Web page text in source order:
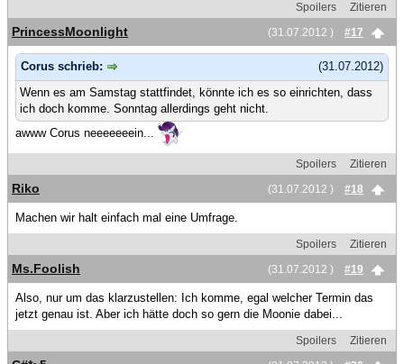
Spoilers
Zitieren
(31.07.2012 )
#17
PrincessMoonlight
(31.07.2012)
Corus schrieb:
Wenn es am Samstag stattfindet, könnte ich es so einrichten, dass
ich doch komme. Sonntag allerdings geht nicht.
awww Corus neeeeeeein...
Spoilers
Zitieren
(31.07.2012 )
#18
Riko
Machen wir halt einfach mal eine Umfrage.
Spoilers
Zitieren
(31.07.2012 )
#19
Ms.Foolish
Also, nur um das klarzustellen: Ich komme, egal welcher Termin das
jetzt genau ist. Aber ich hätte doch so gern die Moonie dabei...
Spoilers
Zitieren